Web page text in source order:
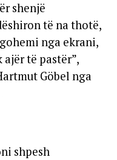
shenjë
të na thotë,
nga ekrani,
të pastër”,
Göbel nga
shpesh